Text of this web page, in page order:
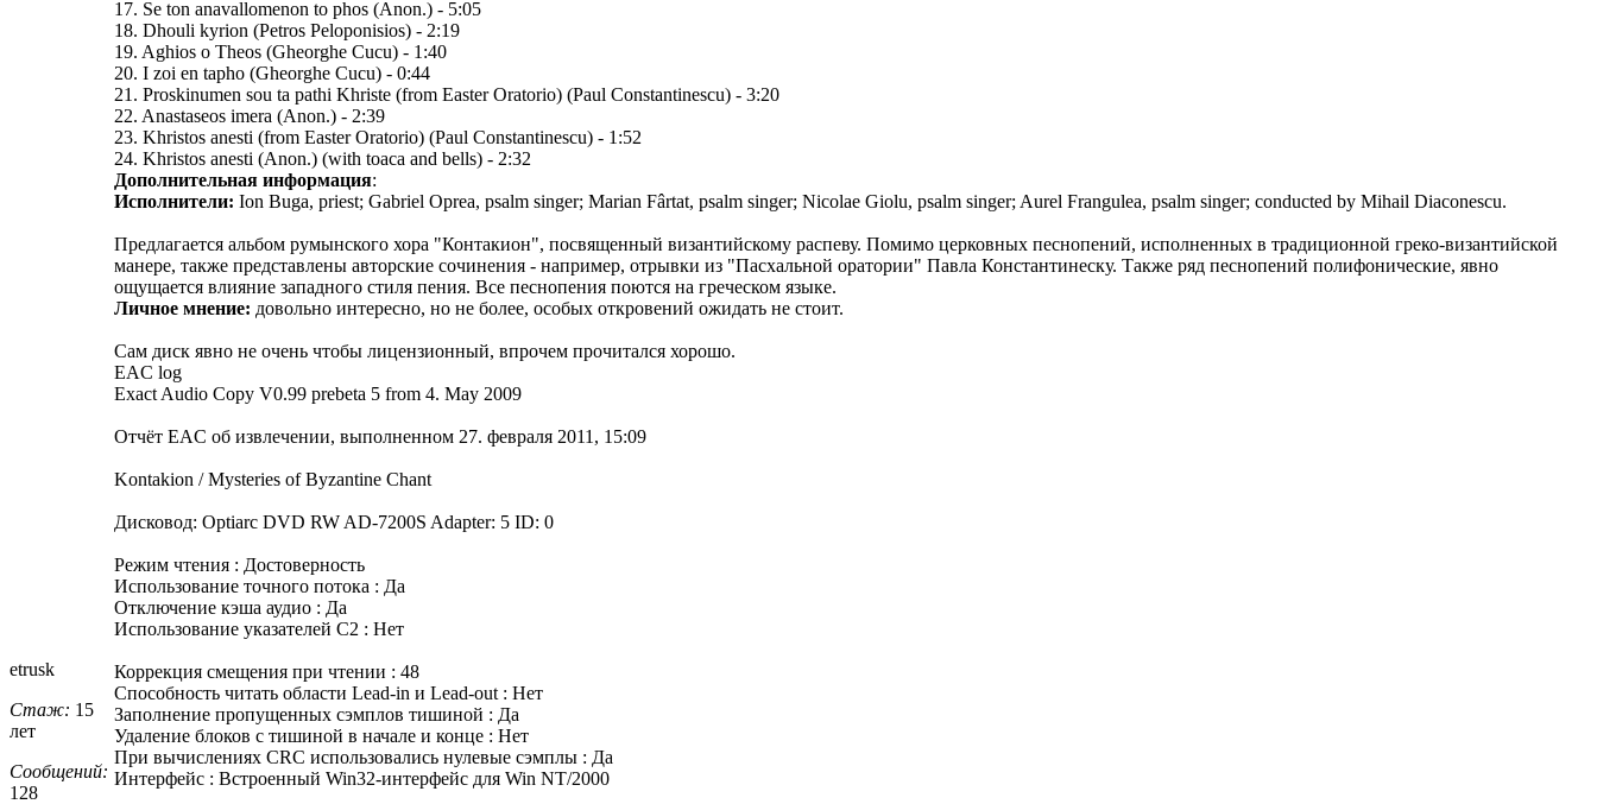
etrusk
Стаж: 15
лет
Сообщений:
128
17. Se ton anavallomenon to phos (Anon.) - 5:05
18. Dhouli kyrion (Petros Peloponisios) - 2:19
19. Aghios o Theos (Gheorghe Cucu) - 1:40
20. I zoi en tapho (Gheorghe Cucu) - 0:44
21. Proskinumen sou ta pathi Khriste (from Easter Oratorio) (Paul Constantinescu) - 3:20
22. Anastaseos imera (Anon.) - 2:39
23. Khristos anesti (from Easter Oratorio) (Paul Constantinescu) - 1:52
24. Khristos anesti (Anon.) (with toaca and bells) - 2:32
Дополнительная информация:
Исполнители: Ion Buga, priest; Gabriel Oprea, psalm singer; Marian Fârtat, psalm singer; Nicolae Giolu, psalm singer; Aurel Frangulea, psalm singer; conducted by Mihail Diaconescu.
Предлагается альбом румынского хора "Контакион", посвященный византийскому распеву. Помимо церковных песнопений, исполненных в традиционной греко-византийской
манере, также представлены авторские сочинения - например, отрывки из "Пасхальной оратории" Павла Константинеску. Также ряд песнопений полифонические, явно
ощущается влияние западного стиля пения. Все песнопения поются на греческом языке.
Личное мнение: довольно интересно, но не более, особых откровений ожидать не стоит.
Сам диск явно не очень чтобы лицензионный, впрочем прочитался хорошо.
EAC log
Exact Audio Copy V0.99 prebeta 5 from 4. May 2009
Отчёт EAC об извлечении, выполненном 27. февраля 2011, 15:09
Kontakion / Mysteries of Byzantine Chant
Дисковод: Optiarc DVD RW AD-7200S Adapter: 5 ID: 0
Режим чтения : Достоверность
Использование точного потока : Да
Отключение кэша аудио : Да
Использование указателей C2 : Нет
Коррекция смещения при чтении : 48
Способность читать области Lead-in и Lead-out : Нет
Заполнение пропущенных сэмплов тишиной : Да
Удаление блоков с тишиной в начале и конце : Нет
При вычислениях CRC использовались нулевые сэмплы : Да
Интерфейс : Встроенный Win32-интерфейс для Win NT/2000